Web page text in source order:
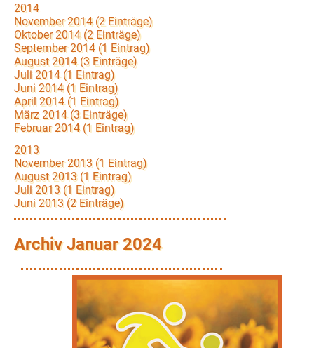
2014
November 2014 (2 Einträge)
Oktober 2014 (2 Einträge)
September 2014 (1 Eintrag)
August 2014 (3 Einträge)
Juli 2014 (1 Eintrag)
Juni 2014 (1 Eintrag)
April 2014 (1 Eintrag)
März 2014 (3 Einträge)
Februar 2014 (1 Eintrag)
2013
November 2013 (1 Eintrag)
August 2013 (1 Eintrag)
Juli 2013 (1 Eintrag)
Juni 2013 (2 Einträge)
Archiv Januar 2024